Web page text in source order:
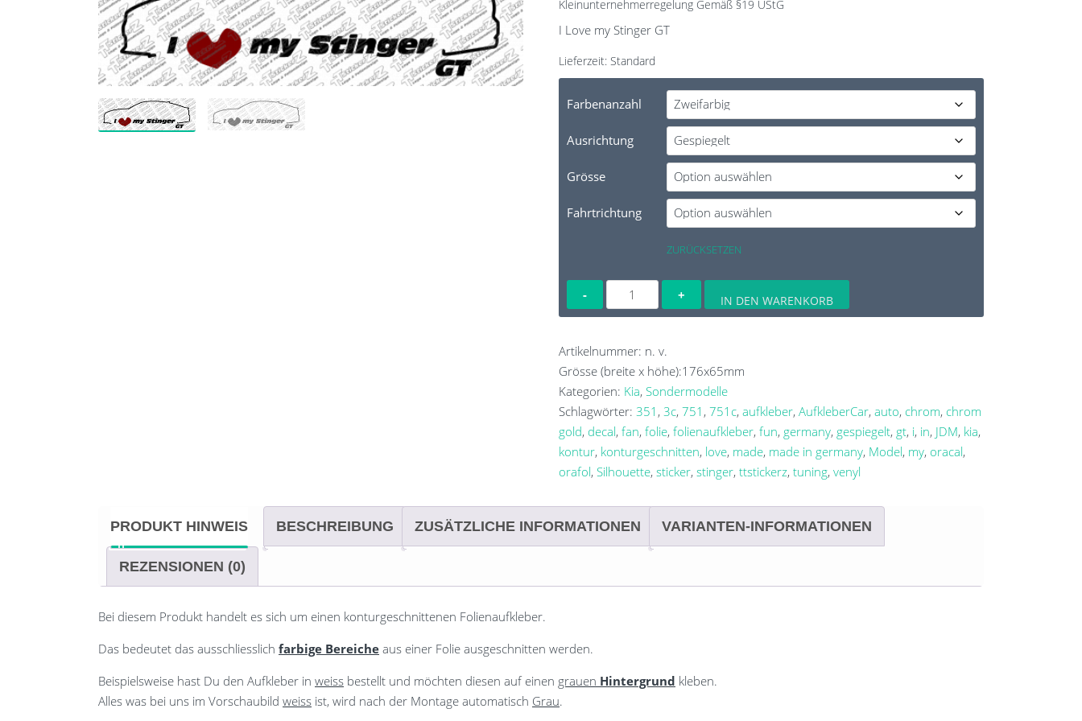
Kleinunternehmerregelung Gemäß §19 UStG
I Love my Stinger GT
Lieferzeit: Standard
Farbenanzahl
Ausrichtung
Grösse
Fahrtrichtung
ZURÜCKSETZEN
Love
Stinger
GT
Menge
IN DEN WARENKORB
Artikelnummer: n. v.
Grösse (breite x höhe):176x65mm
Kategorien: Kia, Sondermodelle
Schlagwörter: 351 , 3c, 751 , 751c, aufkleber, AufkleberCar, auto, chrom, chrom
gold, decal, fan, folie, folienaufkleber, fun, germany, gespiegelt, gt, i, in, JDM, kia,
kontur, konturgeschnitten, love, made, made in germany, Model, my, oracal,
orafol, Silhouette, sticker, stinger, ttstickerz, tuning, venyl
PRODUKT HINWEIS BESCHREIBUNG ZUSÄTZLICHE INFORMATIONEN VARIANTEN-INFORMATIONEN
REZENSIONEN (0)
Bei diesem Produkt handelt es sich um einen konturgeschnittenen Folienaufkleber.
Das bedeutet das ausschliesslich farbige Bereiche aus einer Folie ausgeschnitten werden.
Beispielsweise hast Du den Aufkleber in weiss bestellt und möchten diesen auf einen grauen Hintergrund kleben.
Alles was bei uns im Vorschaubild weiss ist, wird nach der Montage automatisch Grau.